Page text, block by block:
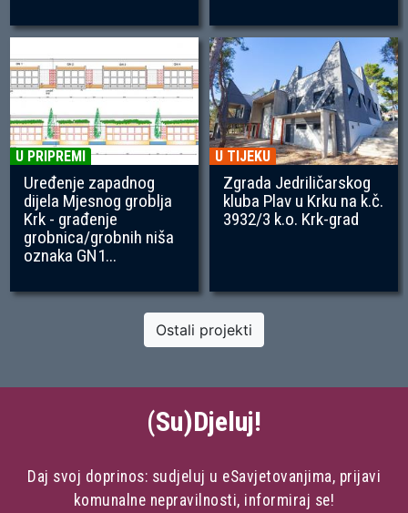
U PRIPREMI
Uređenje zapadnog
dijela Mjesnog groblja
Krk - građenje
grobnica/grobnih niša
oznaka GN1...
U TIJEKU
Zgrada Jedriličarskog
kluba Plav u Krku na k.č.
3932/3 k.o. Krk-grad
Ostali projekti
(Su)Djeluj!
Daj svoj doprinos: sudjeluj u eSavjetovanjima, prijavi
komunalne nepravilnosti, informiraj se!